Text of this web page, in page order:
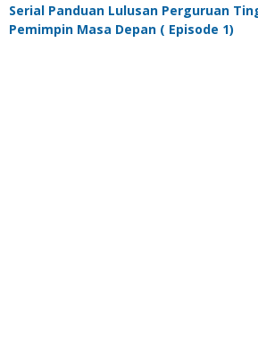
Serial Panduan Lulusan Perguruan
Pemimpin Masa Depan ( Episode 1)